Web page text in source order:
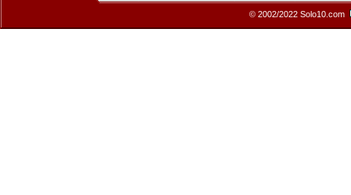
© 2002/2022 Solo10.com